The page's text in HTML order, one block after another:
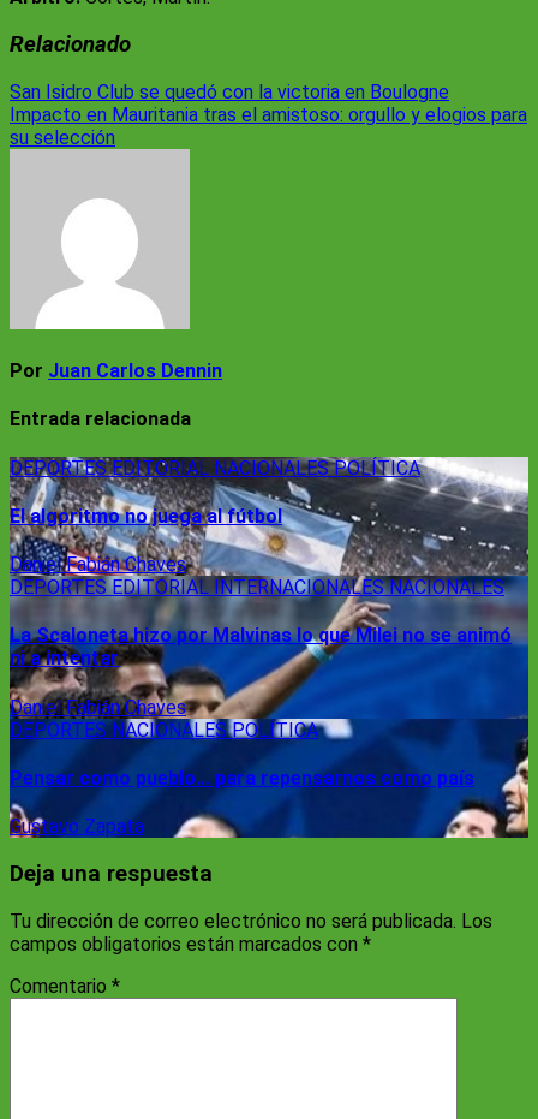
Relacionado
Navegación
de
San Isidro Club se quedó con la victoria en Boulogne
Impacto en Mauritania tras el amistoso: orgullo y elogios para
su selección
Por Juan Carlos Dennin
Entrada relacionada
DEPORTESEDITORIAL NACIONALESPOLÍTICA
El algoritmo no juega al fútbol
Daniel Fabián Chaves
DEPORTESEDITORIAL INTERNACIONALESNACIONALES
La Scaloneta hizo por Malvinas lo que Milei no se animó
ni a intentar
Daniel Fabián Chaves
DEPORTESNACIONALESPOLÍTICA
Pensar como pueblo… para repensarnos como país
Gustavo Zapata
Deja una respuesta
Tu dirección de correo electrónico no será publicada. Los
campos obligatorios están marcados con *
Comentario *